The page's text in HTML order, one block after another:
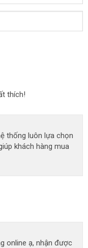
thích!
thống luôn lựa chọn
khách hàng mua
online ạ, nhận được